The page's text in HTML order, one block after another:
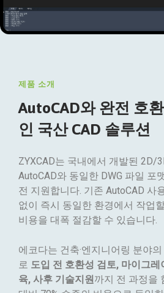
제품 소개
AutoCAD와 완전 호
인 국산 CAD 솔루션
ZYXCAD는 국내에서 개발된 2D/
AutoCAD와 동일한 DWG 파일 포
전 지원합니다. 기존 AutoCAD 사
없이 즉시 동일한 환경에서 작업
비용을 대폭 절감할 수 있습니다.
에코다는 건축·엔지니어링 분야
로 도입 전 호환성 검토, 마이그
육, 사후 기술지원까지 전 과정을